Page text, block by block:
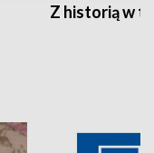
Z historią w